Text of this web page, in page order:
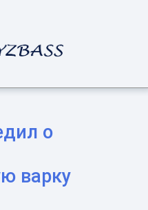
о
варку